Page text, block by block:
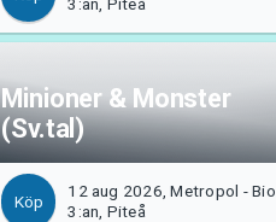
Minioner & Monster
(Sv.tal)
Köp
12 aug 2026, Metropol - Bio
3:an, Piteå